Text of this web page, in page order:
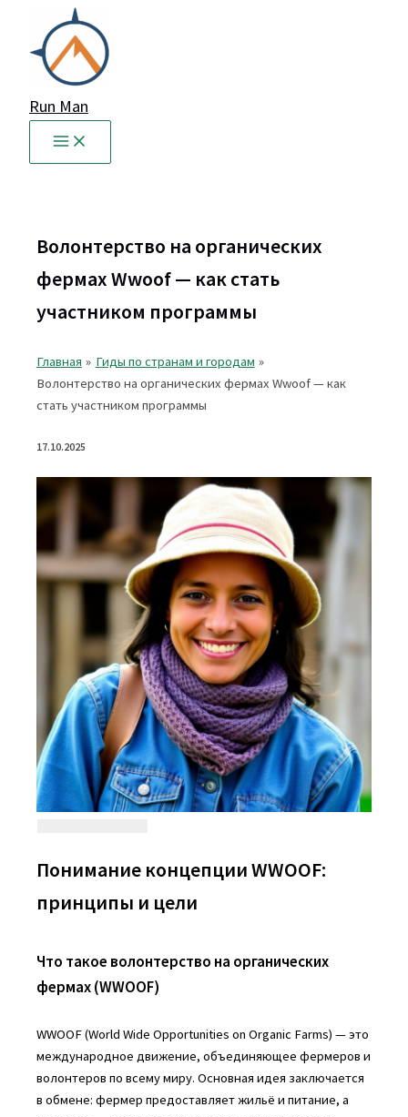
содержимому
Run Man
Волонтерство на органических
фермах Wwoof — как стать
участником программы
Главная
Гиды по странам и городам
Волонтерство на органических фермах Wwoof — как
стать участником программы
17.10.2025
Понимание концепции WWOOF:
принципы и цели
Что такое волонтерство на органических
фермах (WWOOF)
WWOOF (World Wide Opportunities on Organic Farms) — это
международное движение, объединяющее фермеров и
волонтеров по всему миру. Основная идея заключается
в обмене: фермер предоставляет жильё и питание, а